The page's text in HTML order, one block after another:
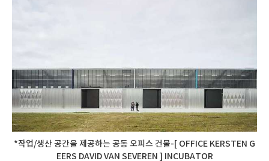
*작업/생산 공간을 제공하는 공동 오피스 건물-[ OFFICE KERSTEN G
EERS DAVID VAN SEVEREN ] INCUBATOR